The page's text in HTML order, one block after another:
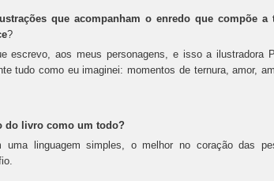
que acompanham o enredo que compõe a
?
escrevo, aos meus personagens, e isso a ilustradora
tudo como eu imaginei: momentos de ternura, amor,
do livro como um todo?
uma linguagem simples, o melhor no coração das